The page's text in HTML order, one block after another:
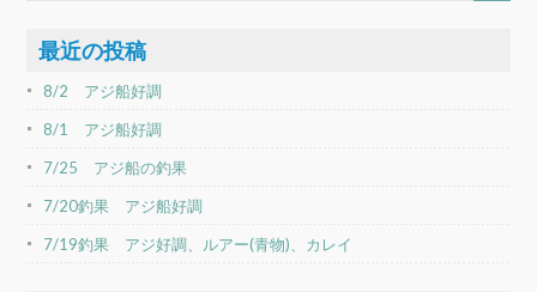
最近の投稿
8/2 アジ船好調
8/1 アジ船好調
7/25 アジ船の釣果
7/20釣果 アジ船好調
7/19釣果 アジ好調、ルアー(青物)、カレイ